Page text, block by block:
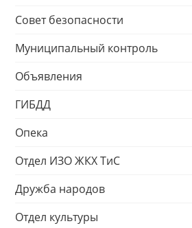
Совет безопасности
Муниципальный контроль
Объявления
ГИБДД
Опека
Отдел ИЗО ЖКХ ТиС
Дружба народов
Отдел культуры